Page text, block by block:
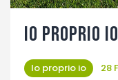
Io proprio
Io proprio io 28